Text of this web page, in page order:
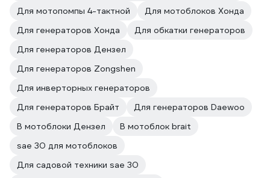
Для мотопомпы 4-тактной
Для мотоблоков Хонда
Для генераторов Хонда
Для обкатки генераторов
Для генераторов Дензел
Для генераторов Zongshen
Для инверторных генераторов
Для генераторов Брайт
Для генераторов Daewoo
В мотоблоки Дензел
В мотоблок brait
sae 30 для мотоблоков
Для садовой техники sae 30